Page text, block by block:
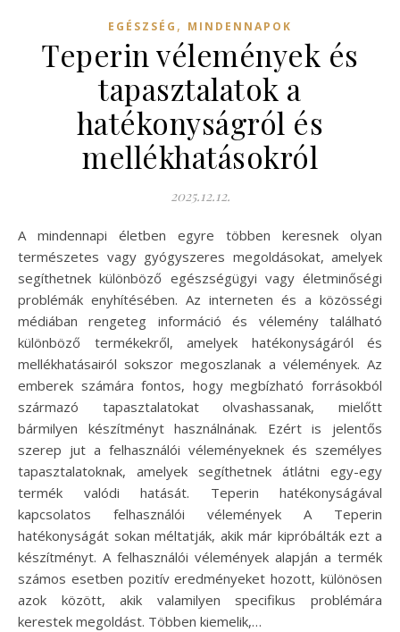
EGÉSZSÉG , MINDENNAPOK
Teperin vélemények és
tapasztalatok a
hatékonyságról és
mellékhatásokról
2025.12.12.
A mindennapi életben egyre többen keresnek olyan
természetes vagy gyógyszeres megoldásokat, amelyek
segíthetnek különböző egészségügyi vagy életminőségi
problémák enyhítésében. Az interneten és a közösségi
médiában rengeteg információ és vélemény található
különböző termékekről, amelyek hatékonyságáról és
mellékhatásairól sokszor megoszlanak a vélemények. Az
emberek számára fontos, hogy megbízható forrásokból
származó tapasztalatokat olvashassanak, mielőtt
bármilyen készítményt használnának. Ezért is jelentős
szerep jut a felhasználói véleményeknek és személyes
tapasztalatoknak, amelyek segíthetnek átlátni egy-egy
termék valódi hatását. Teperin hatékonyságával
kapcsolatos felhasználói vélemények A Teperin
hatékonyságát sokan méltatják, akik már kipróbálták ezt a
készítményt. A felhasználói vélemények alapján a termék
számos esetben pozitív eredményeket hozott, különösen
azok között, akik valamilyen specifikus problémára
kerestek megoldást. Többen kiemelik,…